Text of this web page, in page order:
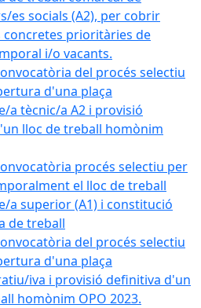
es socials (A2), per cobrir
concretes prioritàries de
i/o vacants.
del procés selectiu
d'una plaça
a tècnic/a A2 i provisió
lloc de treball homònim
procés selectiu per
el lloc de treball
a superior (A1) i constitució
de treball
del procés selectiu
d'una plaça
iva i provisió definitiva d'un
homònim OPO 2023.